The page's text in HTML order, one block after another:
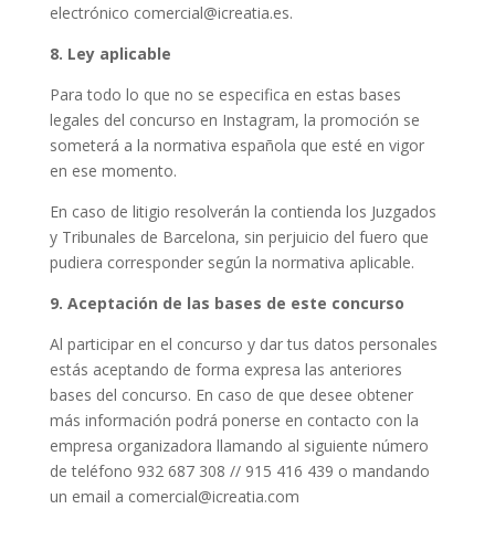
electrónico comercial@icreatia.es.
8. Ley aplicable
Para todo lo que no se especifica en estas bases
legales del concurso en Instagram, la promoción se
someterá a la normativa española que esté en vigor
en ese momento.
En caso de litigio resolverán la contienda los Juzgados
y Tribunales de Barcelona, sin perjuicio del fuero que
pudiera corresponder según la normativa aplicable.
9. Aceptación de las bases de este concurso
Al participar en el concurso y dar tus datos personales
estás aceptando de forma expresa las anteriores
bases del concurso. En caso de que desee obtener
más información podrá ponerse en contacto con la
empresa organizadora llamando al siguiente número
de teléfono 932 687 308 // 915 416 439 o mandando
un email a comercial@icreatia.com